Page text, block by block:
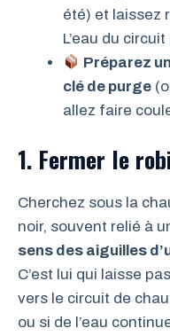
été) et laissez
L’eau du
Préparez
clé de purge
allez faire
1. Fermer le
Cherchez sous la
noir, souvent relié à
sens des aiguilles
C’est lui qui laisse
vers le circuit de
ou si de l’eau